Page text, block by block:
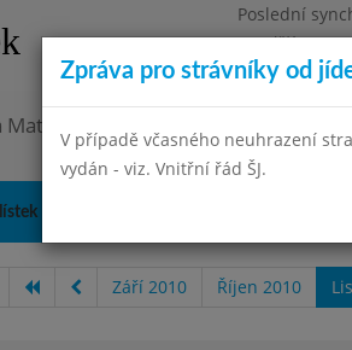
Poslední
Pondělí
Omezení
škola, Praha 4, Ohradní 49
Září 2010 Říjen 2010
Zpráva pro strávníky od
V případě včasného neuhrazení
vydán - viz. Vnitřní řád ŠJ.